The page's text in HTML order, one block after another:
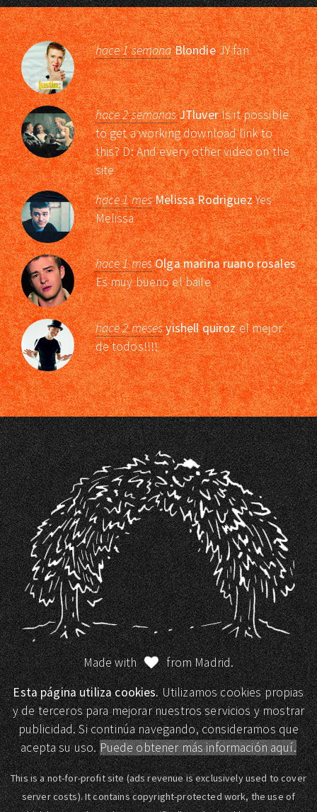
hace 1 semanaBlondieJY fan
hace 2 semanasJTluverIs it possible
to get a working download link to
this? D: And every other video on the
site
hace 1 mesMelissa RodriguezYes
Melissa
hace 1 mesOlga marina ruano rosales
Es muy bueno el baile
hace 2 mesesyishell quirozel mejor
de todos!!!!
Made with
from Madrid.
Esta página utiliza cookies.Utilizamos cookies propias
y de terceros para mejorar nuestros servicios y mostrar
publicidad. Si continúa navegando, consideramos que
acepta su uso.Puede obtener más información aquí.
This is a not-for-profit site (ads revenue is exclusively used to cover
server costs). It contains copyright-protected work, the use of